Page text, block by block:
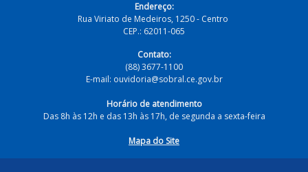
Endereço:
Rua Viriato de Medeiros, 1250 - Centro
CEP.: 62011-065
Contato:
(88) 3677-1100
E-mail: ouvidoria@sobral.ce.gov.br
Horário de atendimento
Das 8h às 12h e das 13h às 17h, de segunda a sexta-feira
Mapa do Site